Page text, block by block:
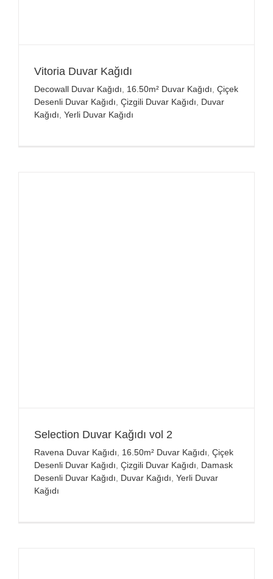
Vitoria Duvar Kağıdı
Decowall Duvar Kağıdı 16.50m² Duvar Kağıdı Çiçek
Desenli Duvar Kağıdı Çizgili Duvar Kağıdı
Duvar
Kağıdı Yerli Duvar Kağıdı
Selection Duvar Kağıdı vol 2
Ravena Duvar Kağıdı 16.50m² Duvar Kağıdı Çiçek
Desenli Duvar Kağıdı Çizgili Duvar Kağıdı
Damask
Desenli Duvar Kağıdı
Duvar Kağıdı Yerli Duvar
Kağıdı